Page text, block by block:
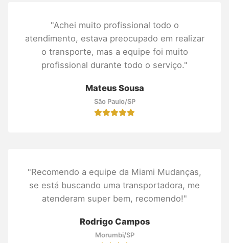
"Achei muito profissional todo o
atendimento, estava preocupado em realizar
o transporte, mas a equipe foi muito
profissional durante todo o serviço."
Mateus Sousa
São Paulo/SP
"Recomendo a equipe da Miami Mudanças,
se está buscando uma transportadora, me
atenderam super bem, recomendo!"
Rodrigo Campos
Morumbi/SP